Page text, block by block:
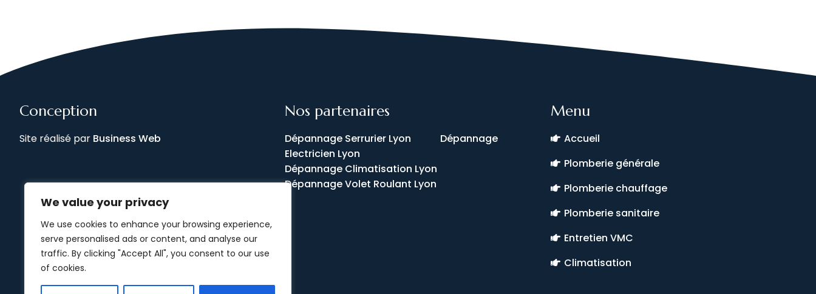
We value your privacy
We use cookies to enhance your browsing experience,
serve personalised ads or content, and analyse our
traffic. By clicking "Accept All", you consent to our use
of cookies.
Conception
Site réalisé par Business Web
Nos partenaires
Dépannage Serrurier Lyon Dépannage
Electricien Lyon
Dépannage Climatisation Lyon
Dépannage Volet Roulant Lyon
Menu
Accueil
Plomberie générale
Plomberie chauffage
Plomberie sanitaire
Entretien VMC
Climatisation